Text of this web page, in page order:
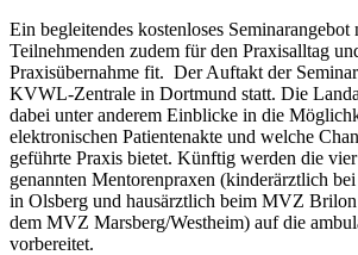
Ein begleitendes kostenloses Seminarangebot
Teilnehmenden zudem für den Praxisalltag
Praxisübernahme fit. Der Auftakt der
KVWL-Zentrale in Dortmund statt. Die
dabei unter anderem Einblicke in die
elektronischen Patientenakte und welche
geführte Praxis bietet. Künftig werden die
genannten Mentorenpraxen (kinderärztlich
in Olsberg und hausärztlich beim MVZ Brilon
dem MVZ Marsberg/Westheim) auf die
vorbereitet.